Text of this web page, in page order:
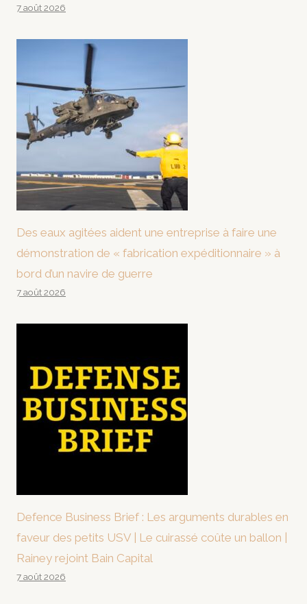
7 août 2026
Des eaux agitées aident une entreprise à faire une
démonstration de « fabrication expéditionnaire » à
bord d’un navire de guerre
7 août 2026
Defence Business Brief : Les arguments durables en
faveur des petits USV | Le cuirassé coûte un ballon |
Rainey rejoint Bain Capital
7 août 2026